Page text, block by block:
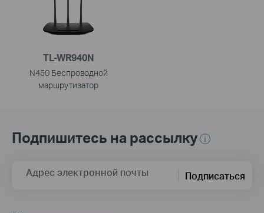
TL-WR940N
N450 Беспроводной
маршрутизатор
Подпишитесь на рассылку
Адрес электронной почты Подписаться